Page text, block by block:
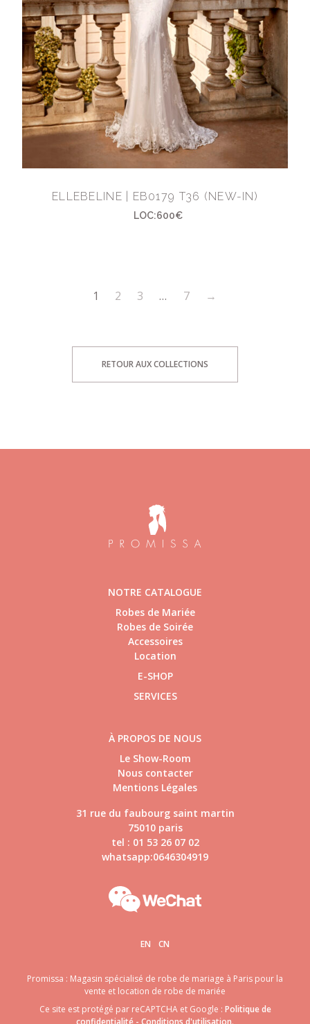
ELLEBELINE | EB0179 T36 (NEW-IN)
LOC:600€
1 2 3 … 7 →
RETOUR AUX COLLECTIONS
NOTRE CATALOGUE
Robes de Mariée
Robes de Soirée
Accessoires
Location
E-SHOP
SERVICES
À PROPOS DE NOUS
Le Show-Room
Nous contacter
Mentions Légales
31 rue du faubourg saint martin
75010 paris
tel : 01 53 26 07 02
whatsapp:0646304919
EN CN
Promissa : Magasin spécialisé de robe de mariage à Paris pour la
vente et location de robe de mariée
Ce site est protégé par reCAPTCHA et Google : Politique de
confidentialité - Conditions d'utilisation.